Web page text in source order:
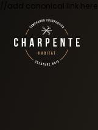
//add canonical link here